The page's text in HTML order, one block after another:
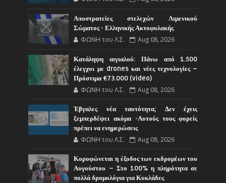
Αποστρατείες στελεχών Λιμενικού
Σώματος - Ελληνικής Ακτοφυλακής
ΦΩΝΗ του Λ.Σ. Aug 08, 2026
Κατάληψη αιγιαλού: Πάνω από 1.500
έλεγχοι με drones και νέες τεχνολογίες –
Πρόστιμα €73.000 (video)
ΦΩΝΗ του Λ.Σ. Aug 08, 2026
Έβγαλες νέα ταυτότητα; Δεν έχεις
ξεμπερδέψει ακόμα -Αυτούς τους φορείς
πρέπει να ενημερώσεις
ΦΩΝΗ του Λ.Σ. Aug 08, 2026
Κορυφώνεται η έξοδος των εκδρομέων του
Αυγούστου – Στο 100% η πληρότητα σε
πολλά δρομολόγια για Κυκλάδες